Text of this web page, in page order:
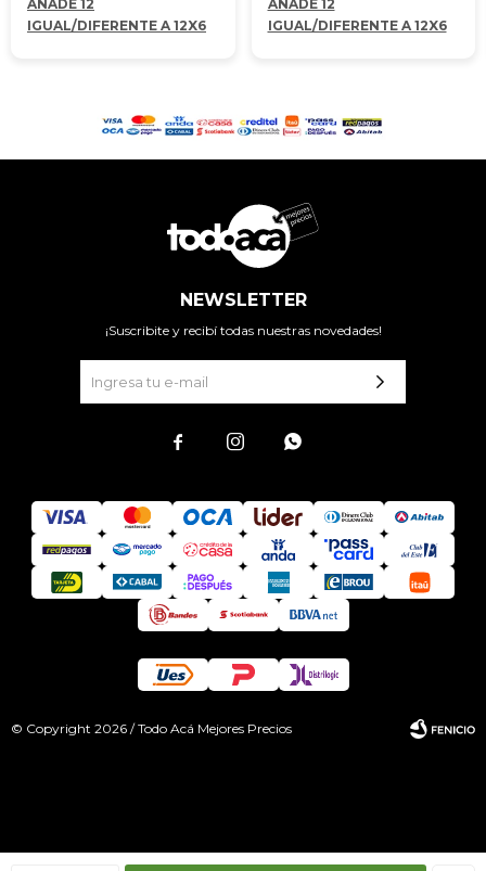
AÑADE 12
IGUAL/DIFERENTE A 12X6
AÑADE 12
IGUAL/DIFERENTE A 12X6
NEWSLETTER
¡Suscribite y recibí todas nuestras novedades!
  
© Copyright 2026 / Todo Acá Mejores Precios